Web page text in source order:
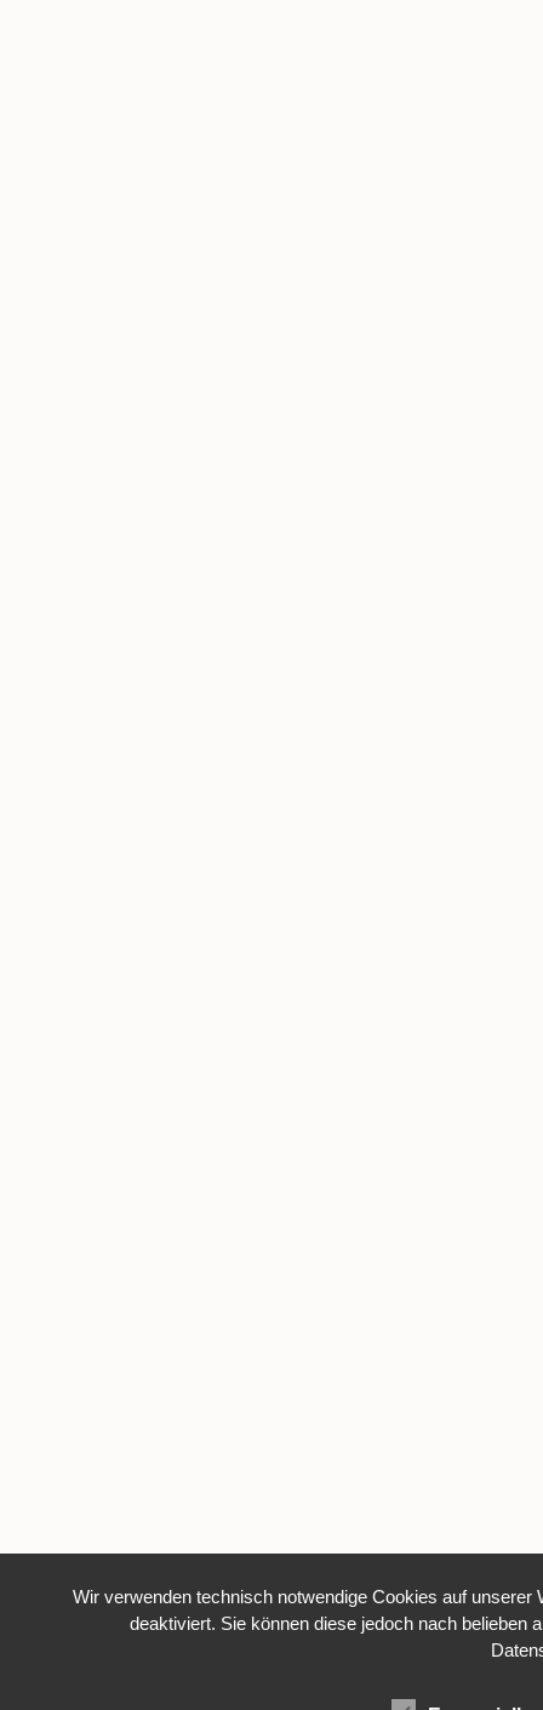
Wir verwenden technisch notwendige Cookies auf
deaktiviert. Sie können diese jedoch nach belieben